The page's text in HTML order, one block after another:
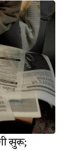
सुरू;